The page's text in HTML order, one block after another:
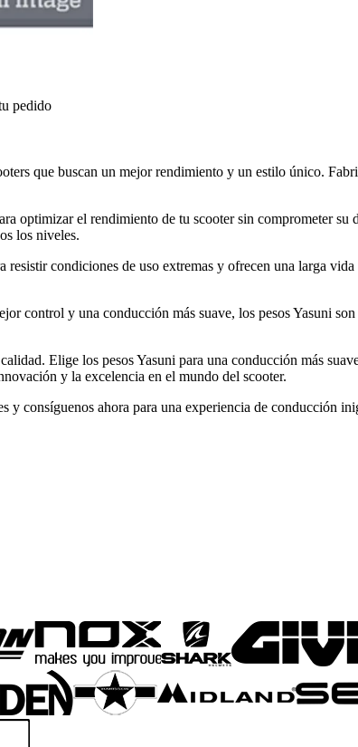
pedido
que buscan un mejor rendimiento y un estilo único.
optimizar el rendimiento de tu scooter sin comprometer su
los niveles.
resistir condiciones de uso extremas y ofrecen una larga
control y una conducción más suave, los pesos Yasuni
Elige los pesos Yasuni para una conducción más
y la excelencia en el mundo del scooter.
y consíguenos ahora para una experiencia de conducción